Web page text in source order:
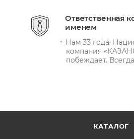
Ответственная
именем
Нам 33 года.
компания
побеждает.
КАТАЛОГ